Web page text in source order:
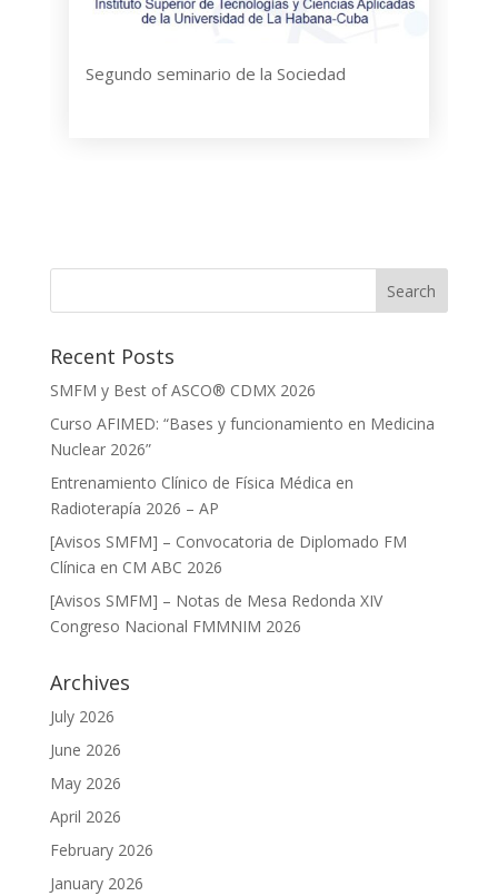
Segundo seminario de la Sociedad
Recent Posts
SMFM y Best of ASCO® CDMX 2026
Curso AFIMED: “Bases y funcionamiento en Medicina
Nuclear 2026”
Entrenamiento Clínico de Física Médica en
Radioterapía 2026 – AP
[Avisos SMFM] – Convocatoria de Diplomado FM
Clínica en CM ABC 2026
[Avisos SMFM] – Notas de Mesa Redonda XIV
Congreso Nacional FMMNIM 2026
Archives
July 2026
June 2026
May 2026
April 2026
February 2026
January 2026